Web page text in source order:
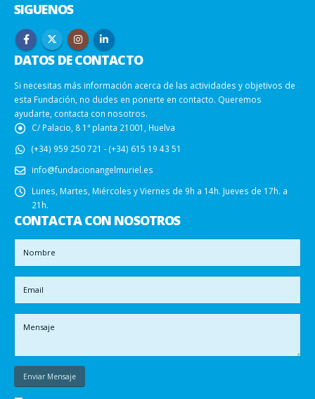
SIGUENOS
DATOS DE CONTACTO
Si necesitas más información acerca de las actividades y objetivos de
esta Fundación, no dudes en ponerte en contacto. Queremos
ayudarte, contacta con nosotros.
C/ Palacio, 8 1ª planta 21001, Huelva
(+34) 959 250 721 - (+34) 615 19 43 51
info@fundacionangelmuriel.es
Lunes, Martes, Miércoles y Viernes de 9h a 14h. Jueves de 17h. a
21h.
CONTACTA CON NOSOTROS